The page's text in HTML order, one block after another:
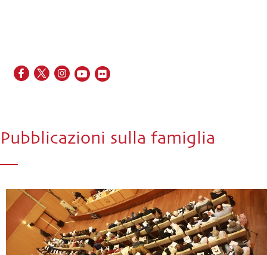
Pubblicazioni sulla famiglia